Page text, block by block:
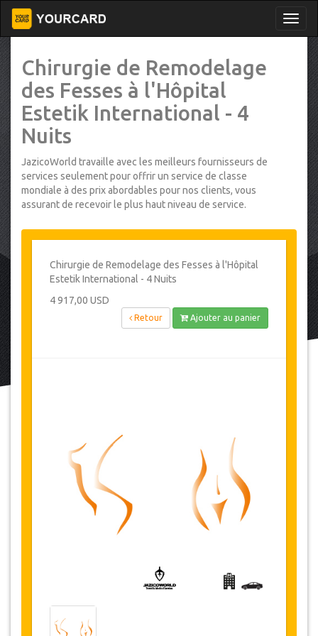
Chirurgie de Remodelage
des Fesses à l'Hôpital
Estetik International - 4
Nuits
JazicoWorld travaille avec les meilleurs fournisseurs de
services seulement pour offrir un service de classe
mondiale à des prix abordables pour nos clients, vous
assurant de recevoir le plus haut niveau de service.
Chirurgie de Remodelage des Fesses à l'Hôpital
Estetik International - 4 Nuits
4 917,00 USD
Retour Ajouter au panier